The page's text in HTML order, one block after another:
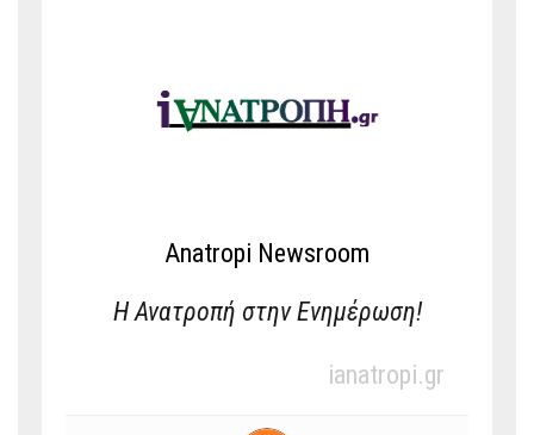
Anatropi Newsroom
Η Ανατροπή στην Ενημέρωση!
ianatropi.gr